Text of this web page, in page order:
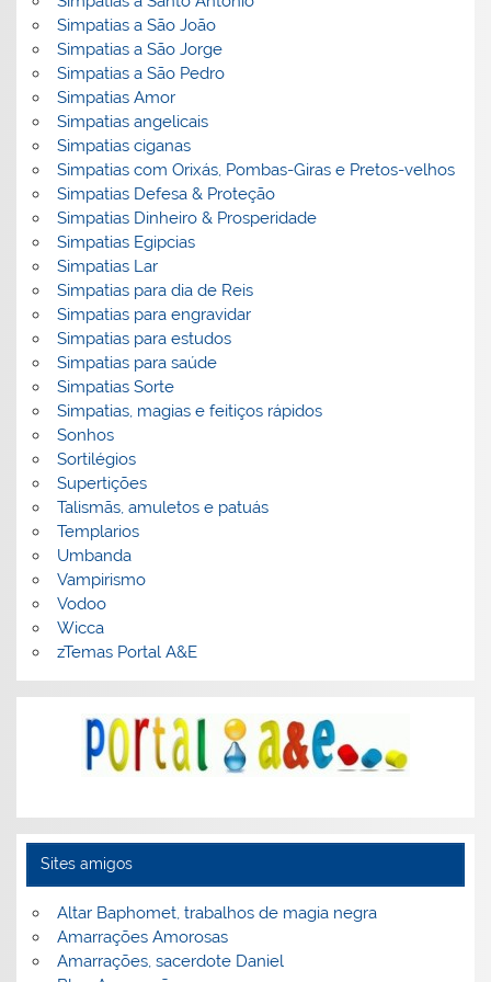
Simpatias a São João
Simpatias a São Jorge
Simpatias a São Pedro
Simpatias Amor
Simpatias angelicais
Simpatias ciganas
Simpatias com Orixás, Pombas-Giras e Pretos-velhos
Simpatias Defesa & Proteção
Simpatias Dinheiro & Prosperidade
Simpatias Egipcias
Simpatias Lar
Simpatias para dia de Reis
Simpatias para engravidar
Simpatias para estudos
Simpatias para saúde
Simpatias Sorte
Simpatias, magias e feitiços rápidos
Sonhos
Sortilégios
Supertições
Talismãs, amuletos e patuás
Templarios
Umbanda
Vampirismo
Vodoo
Wicca
zTemas Portal A&E
Sites amigos
Altar Baphomet, trabalhos de magia negra
Amarrações Amorosas
Amarrações, sacerdote Daniel